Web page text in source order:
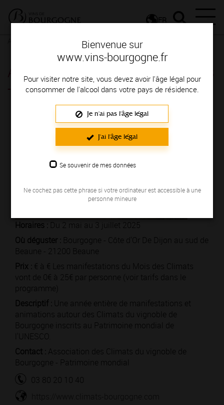
Bienvenue sur
www.vins-bourgogne.fr
Pour visiter notre site, vous devez avoir l'âge légal pour
consommer de l'alcool dans votre pays de résidence.
Je n'ai pas l'âge légal
J'ai l'âge légal
Se souvenir de mes données
Ne cochez pas cette phrase si votre ordinateur est accessible à une
personne mineure
FR
Rendez-vous
Année-anniversaire des Climats
- Beaune
Horaires : Du 2 mai au 3 juillet 2025
Où déguster : Bourgogne - Côte d'Or De Dijon au sud de
Beaune - 21200 Beaune
Prix : € à € Les manifestations du Mois des Climats
vont de 0€ à 25€ par personne (voir tarifs dans le
programme)
Descriptif : Une année entière de manifestations et
animations autour des Climats du vignoble de
Bourgogne inscrits au Patrimoine mondial de
l'UNESCO.
Contact : Association des Climats du vignoble de
Bourgogne - Patrimoine mondial
03 80 20 10 40